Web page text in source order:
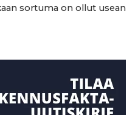
sortuma on ollut usean